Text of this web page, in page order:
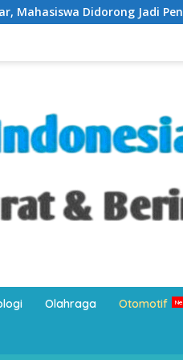
Penggerak Kemandirian Desa
Olahraga Otomotif